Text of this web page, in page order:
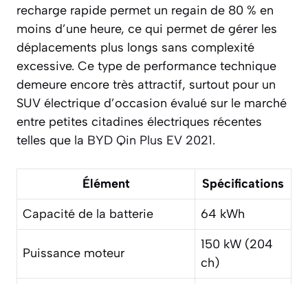
recharge rapide permet un regain de 80 % en
moins d’une heure, ce qui permet de gérer les
déplacements plus longs sans complexité
excessive. Ce type de performance technique
demeure encore très attractif, surtout pour un
SUV électrique d’occasion évalué sur le marché
entre petites citadines électriques récentes
telles que la BYD Qin Plus EV 2021.
Élément
Spécifications
Capacité de la batterie
64 kWh
Puissance moteur
150 kW (204
ch)